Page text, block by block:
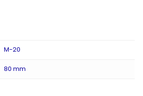
M-20
80 mm